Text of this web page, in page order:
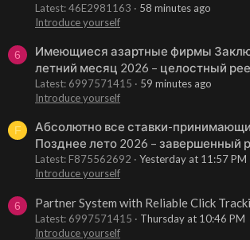
Latest: 46E2981163
58 minutes ago
Introduce yourself
6
Имеющиеся азартные фирмы
летний месяц 2026 – целостный
Latest: 6997571415
59 minutes ago
Introduce yourself
F
Абсолютно все ставки-
Позднее лето 2026 – завершенный
Latest: F875562692
Yesterday at 11:57 PM
Introduce yourself
6 Partner System with Reliable Click
Latest: 6997571415
Thursday at 10:46 PM
Introduce yourself